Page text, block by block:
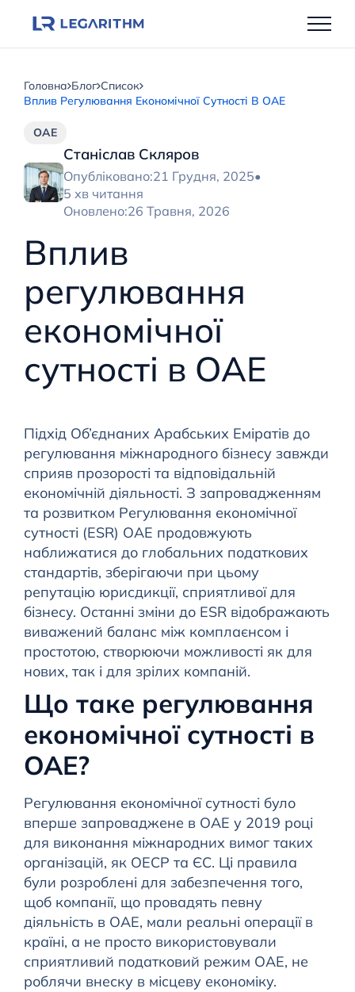
Головна Блог Список
Вплив Регулювання Економічної Сутності В ОАЕ
Вплив
регулювання
економічної
сутності в ОАЕ
Станіслав Скляров
Опубліковано:21 Грудня, 2025•
5 хв читання
Оновлено:26 Травня, 2026
ОАЕ
Підхід Об’єднаних Арабських Еміратів до
регулювання міжнародного бізнесу завжди
сприяв прозорості та відповідальній
економічній діяльності. З запровадженням
та розвитком Регулювання економічної
сутності (ESR) ОАЕ продовжують
наближатися до глобальних податкових
стандартів, зберігаючи при цьому
репутацію юрисдикції, сприятливої для
бізнесу. Останні зміни до ESR відображають
виважений баланс між комплаєнсом і
простотою, створюючи можливості як для
нових, так і для зрілих компаній.
Що таке регулювання
економічної сутності в
ОАЕ?
Регулювання економічної сутності було
вперше запроваджене в ОАЕ у 2019 році
для виконання міжнародних вимог таких
організацій, як ОЕСР та ЄС. Ці правила
були розроблені для забезпечення того,
щоб компанії, що провадять певну
діяльність в ОАЕ, мали реальні операції в
країні, а не просто використовували
сприятливий податковий режим ОАЕ, не
роблячи внеску в місцеву економіку.